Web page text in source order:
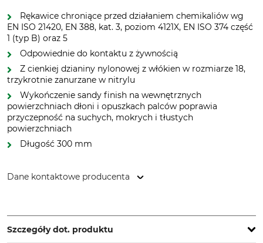
Rękawice chroniące przed działaniem chemikaliów wg
EN ISO 21420, EN 388, kat. 3, poziom 4121X, EN ISO 374 część
1 (typ B) oraz 5
Odpowiednie do kontaktu z żywnością
Z cienkiej dzianiny nylonowej z włókien w rozmiarze 18,
trzykrotnie zanurzane w nitrylu
Wykończenie sandy finish na wewnętrznych
powierzchniach dłoni i opuszkach palców poprawia
przyczepność na suchych, mokrych i tłustych
powierzchniach
Długość 300 mm
Dane kontaktowe producenta
Jever, Germany, www.hasesafetygloves.com
Szczegóły dot. produktu